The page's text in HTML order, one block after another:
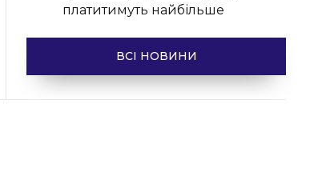
платитимуть найбільше
ВСІ НОВИНИ